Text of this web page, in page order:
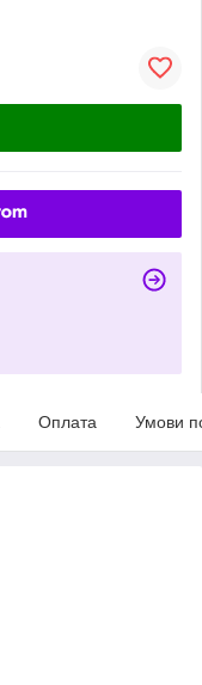
Оплата Умови